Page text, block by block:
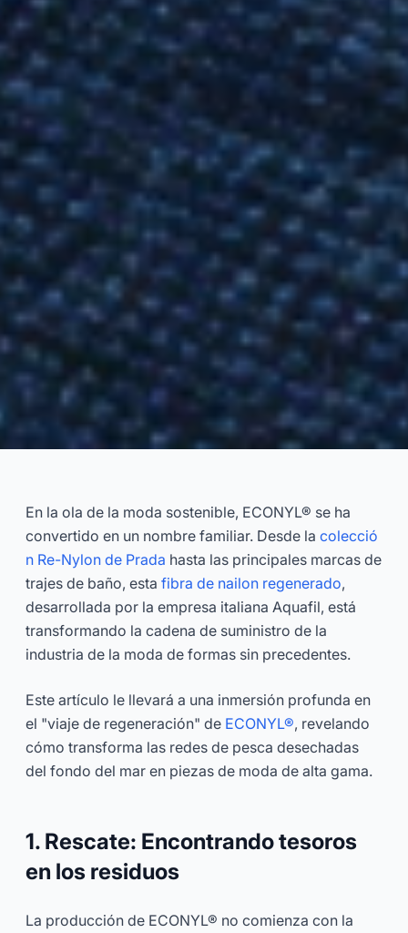
Baño Chic: La Historia de
ECONYL®
2026-03 Dayu
Consultar Ahora
En la ola de la moda sostenible, ECONYL® se ha
convertido en un nombre familiar. Desde la colecció
n Re-Nylon de Prada hasta las principales marcas de
trajes de baño, esta fibra de nailon regenerado,
desarrollada por la empresa italiana Aquafil, está
transformando la cadena de suministro de la
industria de la moda de formas sin precedentes.
Este artículo le llevará a una inmersión profunda en
el "viaje de regeneración" de ECONYL®, revelando
cómo transforma las redes de pesca desechadas
del fondo del mar en piezas de moda de alta gama.
1. Rescate: Encontrando tesoros
en los residuos
La producción de ECONYL® no comienza con la